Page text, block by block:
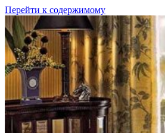
Перейти к содержимому